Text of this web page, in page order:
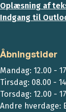
Oplæsning af
Indgang til
Åbningstider
Mandag: 12.00 -
Tirsdag: 08.00 -
Torsdag: 12.00 -
Andre hverdage: